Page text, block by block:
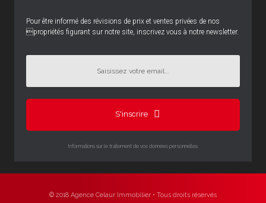
Pour être informé des révisions de prix et ventes privées de nos
propriétés figurant sur notre site, inscrivez vous à notre newsletter.
S'inscrire
Informations sur le traitement de vos données personnelles.
© 2018 Agence Celaur Immobilier • Tous droits réservés